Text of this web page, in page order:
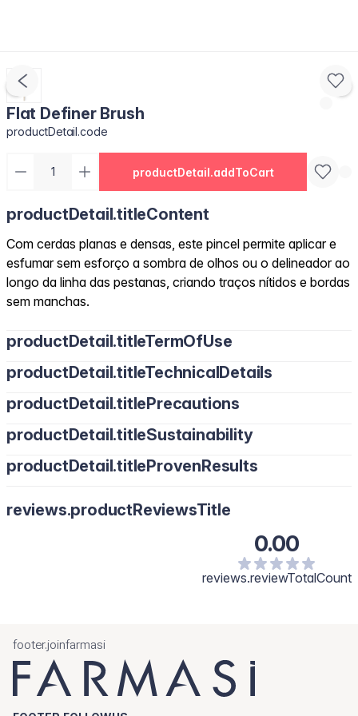
Flat Definer Brush
productDetail.code
productDetail.addToCart
productDetail.titleContent
Com cerdas planas e densas, este pincel permite aplicar e
esfumar sem esforço a sombra de olhos ou o delineador ao
longo da linha das pestanas, criando traços nítidos e bordas
sem manchas.
productDetail.titleTermOfUse
productDetail.titleTechnicalDetails
productDetail.titlePrecautions
productDetail.titleSustainability
productDetail.titleProvenResults
reviews.productReviewsTitle
0.00
reviews.reviewTotalCount
footer.joinfarmasi